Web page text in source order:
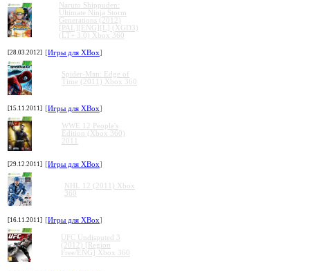
Naruto Shippuden:
Ultimate Ninja Storm
Generations (2012)
[PAL][ENG][L] (XGD3)
(LT+ 3.0) Xbox 360
[28.03.2012] [Игры для XBox]
Spider-Man: Edge of
Time (2011) Xbox 360
[15.11.2011] [Игры для XBox]
WWE 12 People's
Edition (Xbox 360)
2011
[29.12.2011] [Игры для XBox]
NHL 12 (2011) Xbox
360
[16.11.2011] [Игры для XBox]
UFC Undisputed 3
(2012) [Region
Free/ENG] Xbox 360